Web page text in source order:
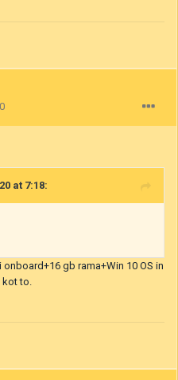
at 7:18:
onboard+16 gb rama+Win 10 OS in
kot to.